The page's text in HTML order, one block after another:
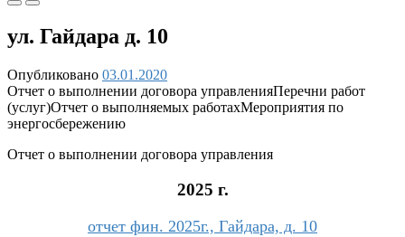
Основное
для
Основное
для
ул. Гайдара д. 10
Опубликовано 03.01.2020
Отчет о выполнении договора управленияПеречни работ
(услуг)Отчет о выполняемых работахМероприятия по
энергосбережению
Отчет о выполнении договора управления
2025 г.
отчет фин. 2025г., Гайдара, д. 10